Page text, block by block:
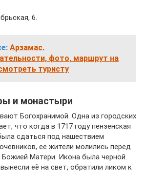
6.
Арзамас.
фото, маршрут на
туристу
и монастыри
Богохранимой. Одна из городских
что когда в 1717 году пензенская
сдаться под нашествием
её жители молились перед
Матери. Икона была черной.
её на свет, обратили ликом к